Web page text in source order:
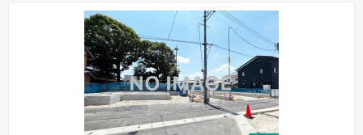
※建築条件土地の情報内に掲載されている、建物プラン例は、土地購入者の設計プランの参考
の一例であって、プランの採用可否は任意です。
※土地（建築条件なし）で「建物プラン例」が表記してある時、そのプラン例は特定の建築請
負会社によるもので、当該建築請負会社以外で建てた場合、同様のものが同価格で建てられる
とは限りません。また建築請負会社を特定するものではありません。
※建築条件付き土地とは、その土地に建築する建物の建築請負契約が、一定期間内に成立する
ことを条件として売買される土地のことをいいます。建築請負契約成立に向けて設計プランを
協議するため、土地購入者が自己の希望する建物の設計協議をするために必要な相当の期間の
交渉期間が設定され、その期間内で希望を満たすプランが実現できたかどうかにより結論を出
します。なお、この期間は概ね3ヶ月程度とされています。納得のいくプランが出来ず、建築請
負契約が成立しない場合、土地売買契約は白紙に戻り、土地契約にかかった代金（土地代金、